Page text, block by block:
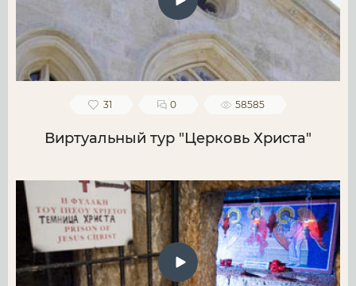
31 0 58585
Виртуальный тур "Церковь Христа"